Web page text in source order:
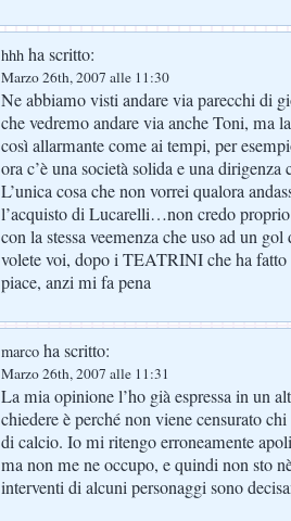
hhh ha scritto:
Marzo 26th, 2007 alle 11:30
Ne abbiamo visti andare via parecchi di
che vedremo andare via anche Toni, ma
così allarmante come ai tempi, per
ora c’è una società solida e una dirigenza
L’unica cosa che non vorrei qualora
l’acquisto di Lucarelli…non credo
con la stessa veemenza che uso ad un
volete voi, dopo i TEATRINI che ha
piace, anzi mi fa pena
marco ha scritto:
Marzo 26th, 2007 alle 11:31
La mia opinione l’ho già espressa in un
chiedere è perché non viene censurato
di calcio. Io mi ritengo erroneamente
ma non me ne occupo, e quindi non sto
interventi di alcuni personaggi sono